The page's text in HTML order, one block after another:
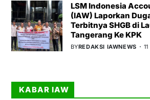
LSM Indonesia
(IAW) Laporkan
Terbitnya SHGB di
Tangerang Ke KPK
BYREDAKSI IAWNEWS
KABAR IAW